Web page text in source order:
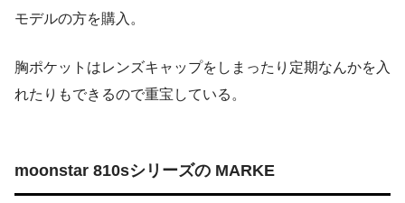
モデルの方を購入。
胸ポケットはレンズキャップをしまったり定期なんかを入
れたりもできるので重宝している。
moonstar 810sシリーズの MARKE